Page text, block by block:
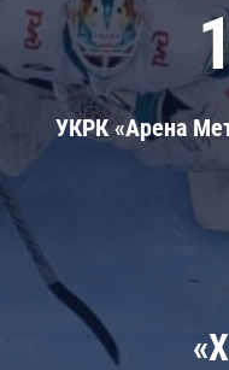
УКРК «Арена